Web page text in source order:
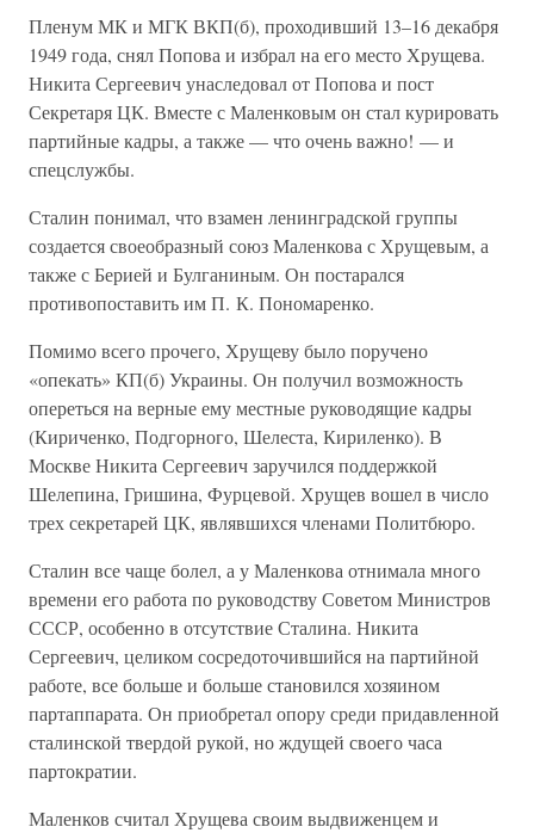
Пленум МК и МГК ВКП(б), проходивший 13–16 декабря
1949 года, снял Попова и избрал на его место Хрущева.
Никита Сергеевич унаследовал от Попова и пост
Секретаря ЦК. Вместе с Маленковым он стал курировать
партийные кадры, а также — что очень важно! — и
спецслужбы.
Сталин понимал, что взамен ленинградской группы
создается своеобразный союз Маленкова с Хрущевым, а
также с Берией и Булганиным. Он постарался
противопоставить им П. К. Пономаренко.
Помимо всего прочего, Хрущеву было поручено
«опекать» КП(б) Украины. Он получил возможность
опереться на верные ему местные руководящие кадры
(Кириченко, Подгорного, Шелеста, Кириленко). В
Москве Никита Сергеевич заручился поддержкой
Шелепина, Гришина, Фурцевой. Хрущев вошел в число
трех секретарей ЦК, являвшихся членами Политбюро.
Сталин все чаще болел, а у Маленкова отнимала много
времени его работа по руководству Советом Министров
СССР, особенно в отсутствие Сталина. Никита
Сергеевич, целиком сосредоточившийся на партийной
работе, все больше и больше становился хозяином
партаппарата. Он приобретал опору среди придавленной
сталинской твердой рукой, но ждущей своего часа
партократии.
Маленков считал Хрущева своим выдвиженцем и